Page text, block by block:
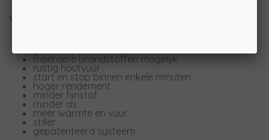
Voordelen van een Dielle pelletkachel:
meerdere brandstoffen mogelijk
rustig houtvuur
start en stop binnen enkele minuten
hoger rendement
minder fijnstof
minder as
meer warmte en vuur.
stiller
gepatenteerd systeem